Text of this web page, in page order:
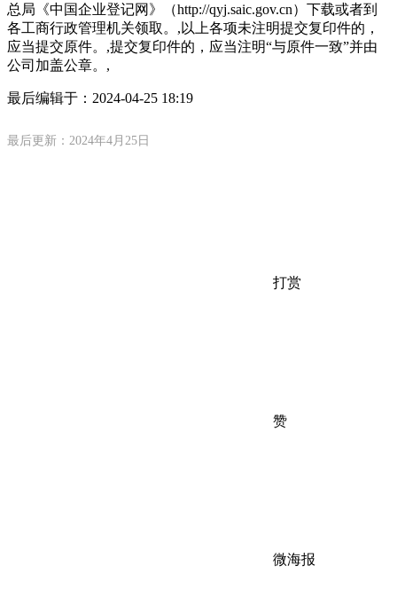
总局《中国企业登记网》（http://qyj.saic.gov.cn）下载或者到
各工商行政管理机关领取。,以上各项未注明提交复印件的，
应当提交原件。,提交复印件的，应当注明“与原件一致”并由
公司加盖公章。,
最后编辑于： 2024-04-25 18:19
最后更新：2024年4月25日
打赏
赞
微海报